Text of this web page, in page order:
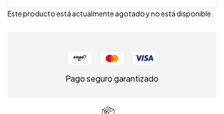
Este producto está actualmente agotado y no está disponible.
Pago seguro garantizado